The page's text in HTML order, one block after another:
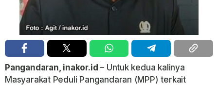
Pangandaran, inakor.id– Untuk kedua kalinya
Masyarakat Peduli Pangandaran (MPP) terkait